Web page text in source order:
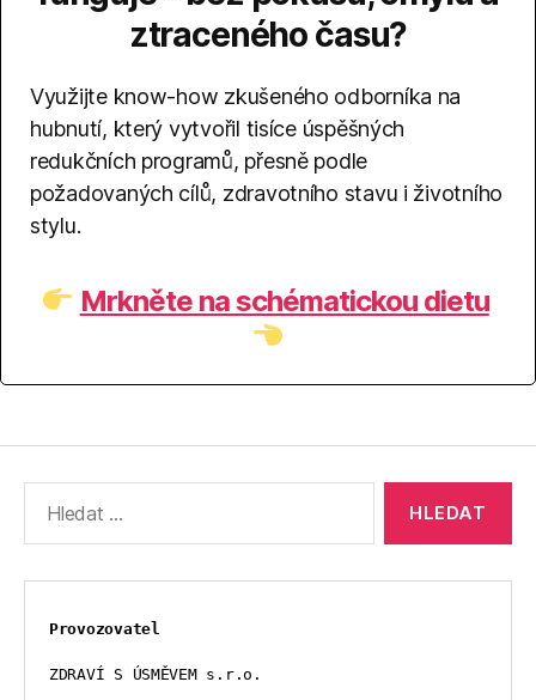
ztraceného času?
Využijte know-how zkušeného odborníka na
hubnutí, který vytvořil tisíce úspěšných
redukčních programů, přesně podle
požadovaných cílů, zdravotního stavu i životního
stylu.
Mrkněte na schématickou dietu
vyhledávání:
Provozovatel
ZDRAVÍ S ÚSMĚVEM s.r.o.